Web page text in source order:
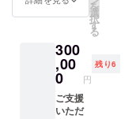
思わせ
るトロ
ピカル
な香り
を伴う
ホップ
Nest
IPA の
ある フ
ルー
ティー
な香り
を保ち
つつ、
方々に
自由に
発信い
ただけ
る場に
してい
きま
す。 約
Sparkle
。 海ま
分と最
もビー
チに近
いバ
ケー
ション
を
選
択
す
る
300
,00
0 円
残り6
ご支援
いただ